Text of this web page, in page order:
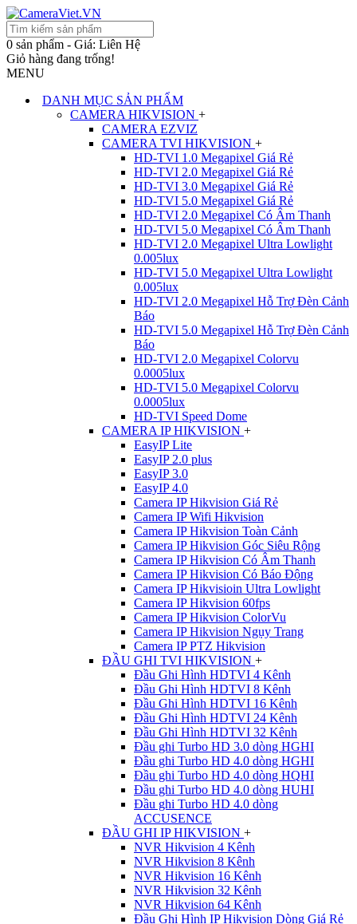
0 sản phẩm - Giá: Liên Hệ
Giỏ hàng đang trống!
MENU
DANH MỤC SẢN PHẨM
CAMERA HIKVISION +
CAMERA EZVIZ
CAMERA TVI HIKVISION +
HD-TVI 1.0 Megapixel Giá Rẻ
HD-TVI 2.0 Megapixel Giá Rẻ
HD-TVI 3.0 Megapixel Giá Rẻ
HD-TVI 5.0 Megapixel Giá Rẻ
HD-TVI 2.0 Megapixel Có Âm Thanh
HD-TVI 5.0 Megapixel Có Âm Thanh
HD-TVI 2.0 Megapixel Ultra Lowlight
0.005lux
HD-TVI 5.0 Megapixel Ultra Lowlight
0.005lux
HD-TVI 2.0 Megapixel Hỗ Trợ Đèn Cảnh
Báo
HD-TVI 5.0 Megapixel Hỗ Trợ Đèn Cảnh
Báo
HD-TVI 2.0 Megapixel Colorvu
0.0005lux
HD-TVI 5.0 Megapixel Colorvu
0.0005lux
HD-TVI Speed Dome
CAMERA IP HIKVISION +
EasyIP Lite
EasyIP 2.0 plus
EasyIP 3.0
EasyIP 4.0
Camera IP Hikvision Giá Rẻ
Camera IP Wifi Hikvision
Camera IP Hikvision Toàn Cảnh
Camera IP Hikvision Góc Siêu Rộng
Camera IP Hikvision Có Âm Thanh
Camera IP Hikvision Có Báo Động
Camera IP Hikvisioin Ultra Lowlight
Camera IP Hikvision 60fps
Camera IP Hikvision ColorVu
Camera IP Hikvision Ngụy Trang
Camera IP PTZ Hikvision
ĐẦU GHI TVI HIKVISION +
Đầu Ghi Hình HDTVI 4 Kênh
Đầu Ghi Hình HDTVI 8 Kênh
Đầu Ghi Hình HDTVI 16 Kênh
Đầu Ghi Hình HDTVI 24 Kênh
Đầu Ghi Hình HDTVI 32 Kênh
Đầu ghi Turbo HD 3.0 dòng HGHI
Đầu ghi Turbo HD 4.0 dòng HGHI
Đầu ghi Turbo HD 4.0 dòng HQHI
Đầu ghi Turbo HD 4.0 dòng HUHI
Đầu ghi Turbo HD 4.0 dòng
ACCUSENCE
ĐẦU GHI IP HIKVISION +
NVR Hikvision 4 Kênh
NVR Hikvision 8 Kênh
NVR Hikvision 16 Kênh
NVR Hikvision 32 Kênh
NVR Hikvision 64 Kênh
Đầu Ghi Hình IP Hikvision Dòng Giá Rẻ